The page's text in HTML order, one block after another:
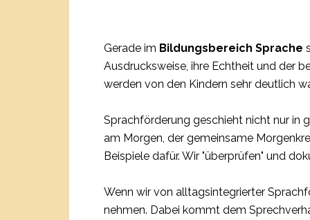
Gerade im Bildungsbereich Sprache
Ausdrucksweise, ihre Echtheit und der
werden von den Kindern sehr deutlich
Sprachförderung geschieht nicht nur in
am Morgen, der gemeinsame
Beispiele dafür. Wir "überprüfen" und
Wenn wir von alltagsintegrierter
nehmen. Dabei kommt dem